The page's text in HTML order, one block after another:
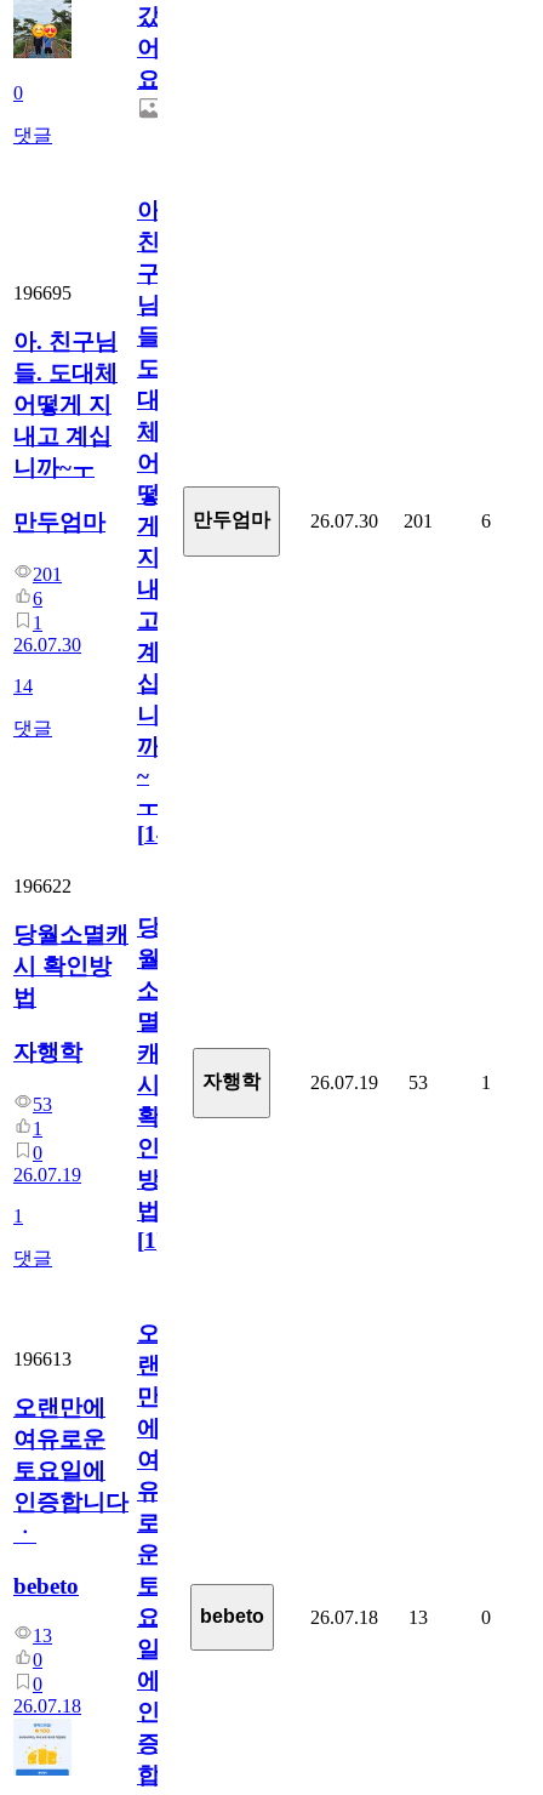
0
댓글
갔
어
요.
196695
아. 친구님
들. 도대체
어떻게 지
내고 계십
니까~ㅜ
만두엄마
201
6
1
26.07.30
14
댓글
아.
친
구
님
들.
도
대
체
어
떻
게
지
내
고
계
십
니
까
~
ㅜ
[14
만두엄마 26.07.30 201 6
196622
당월소멸캐
시 확인방
법
자행학
53
1
0
26.07.19
1
댓글
당
월
소
멸
캐
시
확
인
방
법
[1]
자행학 26.07.19 53 1
196613
오랜만에
여유로운
토요일에
인증합니다
ㆍ
bebeto
13
0
0
26.07.18
오
랜
만
에
여
유
로
운
토
요
일
에
인
증
합
bebeto 26.07.18 13 0